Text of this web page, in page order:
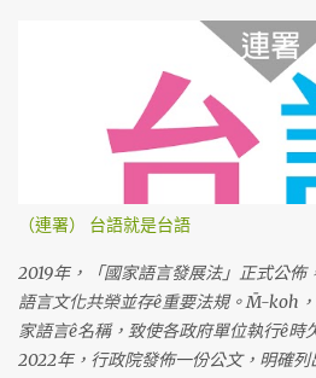
（連署） 台語就是台語
2019年，「國家語言發展法」正式公
語言文化共榮並存ê重要法規。M̄-koh
家語言ê名稱，致使各政府單位執行ê時
2022年，行政院發佈一份公文，明確